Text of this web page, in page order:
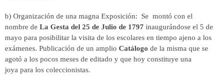
b) Organización de una magna Exposición: Se montó con el
nombre de La Gesta del 25 de Julio de 1797 inaugurándose el 5 de
mayo para posibilitar la visita de los escolares en tiempo ajeno a los
exámenes. Publicación de un amplio Catálogo de la misma que se
agotó a los pocos meses de editado y que hoy constituye una
joya para los coleccionistas.